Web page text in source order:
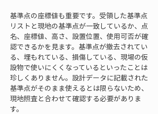
基準点の座標値も重要です。受領した基準点
リストと現地の基準点が一致しているか、点
名、座標値、高さ、設置位置、使用可否が確
認できるかを見ます。基準点が撤去されてい
る、埋もれている、損傷している、現場の仮
設物で使いにくくなっているといったことは
珍しくありません。設計データに記載された
基準点がそのまま使えるとは限らないため、
現地照査と合わせて確認する必要がありま
す。